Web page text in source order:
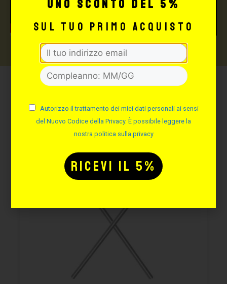
anche:
uno sconto del 5%
sul tuo primo acquisto
Autorizzo il trattamento dei miei dati personali ai sensi
del Nuovo Codice della Privacy. È possibile leggere la
nostra politica sulla privacy